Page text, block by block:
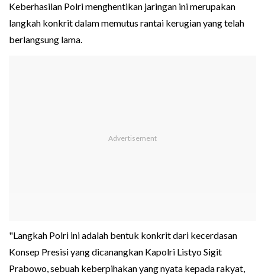
Keberhasilan Polri menghentikan jaringan ini merupakan
langkah konkrit dalam memutus rantai kerugian yang telah
berlangsung lama.
"Langkah Polri ini adalah bentuk konkrit dari kecerdasan
Konsep Presisi yang dicanangkan Kapolri Listyo Sigit
Prabowo, sebuah keberpihakan yang nyata kepada rakyat,